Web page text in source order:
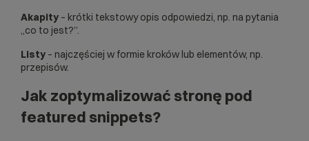
Akapity – krótki tekstowy opis odpowiedzi, np. na pytania
„co to jest?”.
Listy – najczęściej w formie kroków lub elementów, np.
przepisów.
Jak zoptymalizować stronę pod
featured snippets?